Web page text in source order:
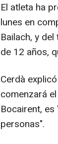
El atleta ha
lunes en
Bailach, y
de 12 años,
Cerdà
comenzará
Bocairent,
personas".